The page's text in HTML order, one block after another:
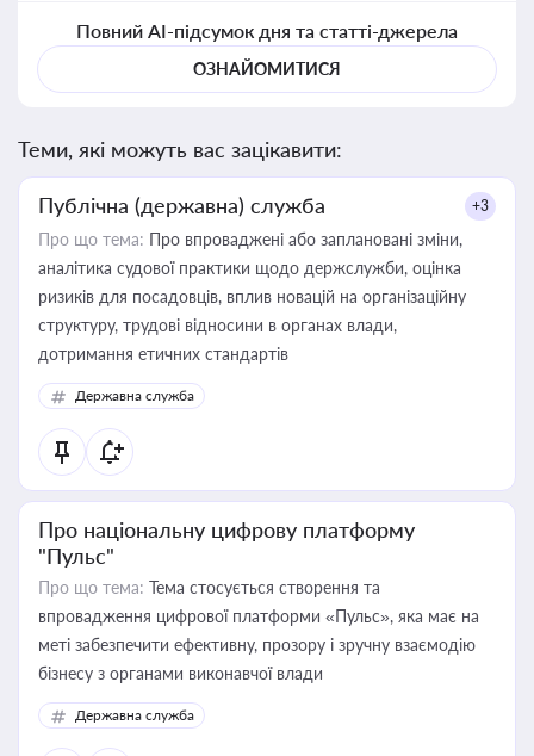
Повний AI-підсумок дня та статті-джерела
ОЗНАЙОМИТИСЯ
Теми, які можуть вас зацікавити:
Публічна (державна) служба +3
Про що тема: Про впроваджені або заплановані зміни,
аналітика судової практики щодо держслужби, оцінка
ризиків для посадовців, вплив новацій на організаційну
структуру, трудові відносини в органах влади,
дотримання етичних стандартів
Державна служба
Про національну цифрову платформу
"Пульс"
Про що тема: Тема стосується створення та
впровадження цифрової платформи «Пульс», яка має на
меті забезпечити ефективну, прозору і зручну взаємодію
бізнесу з органами виконавчої влади
Державна служба